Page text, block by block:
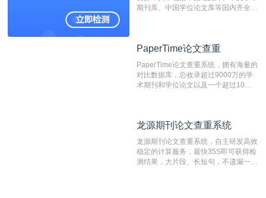
表文献复制比。（限制字符数1万）
期刊库、中国学位论文库等国内齐全的
系统，可检测中文、英文两种语言的论
PaperTime论文查重
PaperTime论文查重系统，拥有海量的
对比数据库，总收录超过9000万的学
术期刊和学位论文以及一个超过10亿
对，利用指纹索引快速而精准地在云检
有相似的片段，该项技术检测速度快、
准确率高，市场反映良好。
龙源期刊论文查重系统
龙源期刊论文查重系统，自主研发高效
稳定的计算服务，最快35S即可获得检
测结果，大片段、长短句，不遗漏一处